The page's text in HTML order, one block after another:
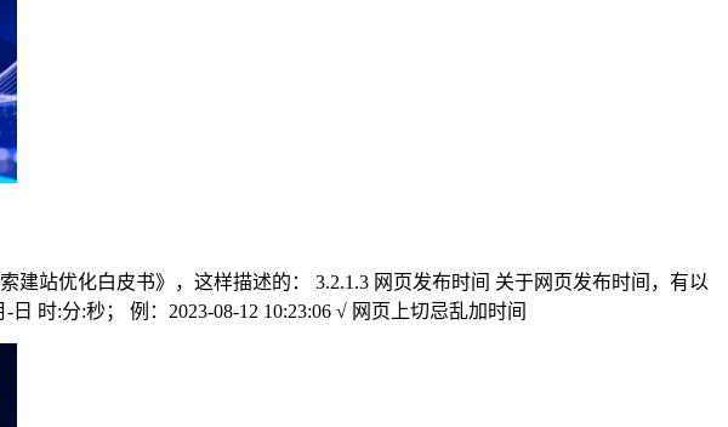
建站优化白皮书》，这样描述的： 3.2.1.3 网页发布时间 关于网页发布时间，有以
时:分:秒； 例：2023-08-12 10:23:06 √ 网页上切忌乱加时间